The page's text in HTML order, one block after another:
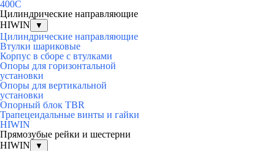
400C
Цилиндрические направляющие
HIWIN
▼
Цилиндрические направляющие
Втулки шариковые
Корпус в сборе с втулками
Опоры для горизонтальной
установки
Опоры для вертикальной
установки
Опорный блок TBR
Трапецеидальные винты и гайки
HIWIN
Прямозубые рейки и шестерни
HIWIN
▼